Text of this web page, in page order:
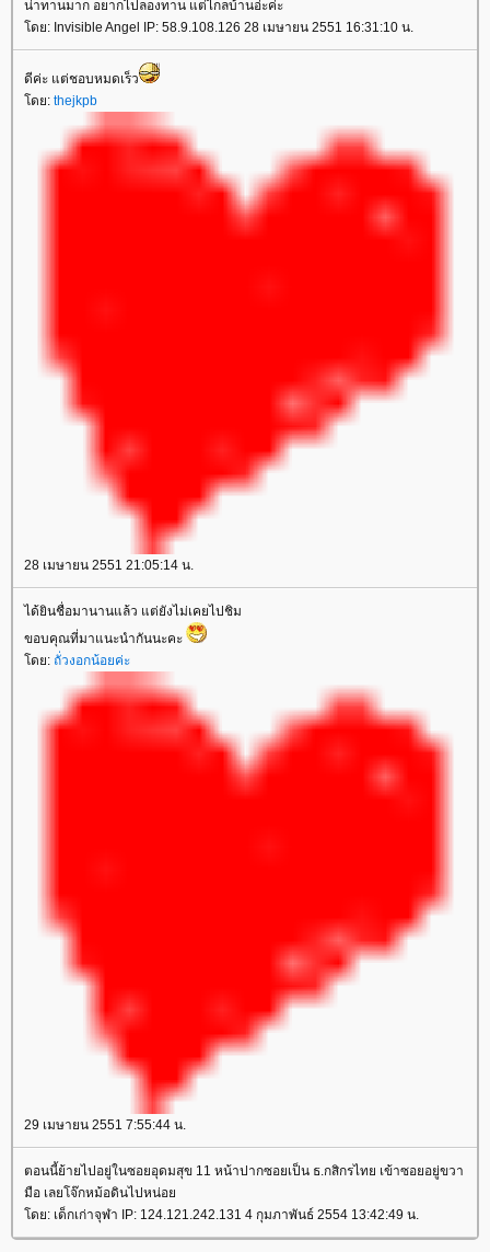
น่าทานมาก อยากไปลองทาน แต่ไกลบ้านอ่ะค่ะ
โดย: Invisible Angel IP: 58.9.108.126 28 เมษายน 2551 16:31:10 น.
ดีค่ะ แต่ชอบหมดเร็ว
โดย: thejkpb
28 เมษายน 2551 21:05:14 น.
ได้ยินชื่อมานานแล้ว แต่ยังไม่เคยไปชิม
ขอบคุณที่มาแนะนำกันนะคะ
โดย: ถั่วงอกน้อยค่ะ
29 เมษายน 2551 7:55:44 น.
ตอนนี้ย้ายไปอยู่ในซอยอุดมสุข 11 หน้าปากซอยเป็น ธ.กสิกรไทย เข้าซอยอยู่ขวา
มือ เลยโจ๊กหม้อดินไปหน่อย
โดย: เด็กเก่าจุฬา IP: 124.121.242.131 4 กุมภาพันธ์ 2554 13:42:49 น.